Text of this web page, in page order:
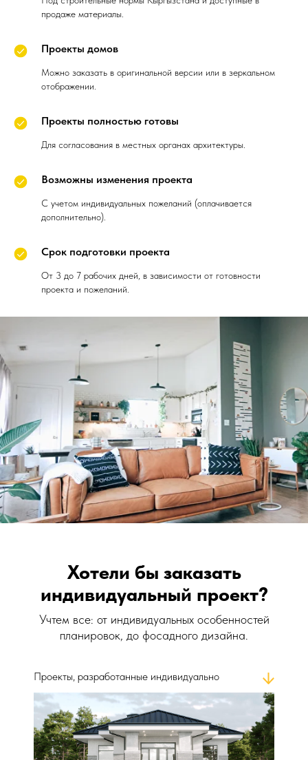
продаже материалы.
Проекты домов
Можно заказать в оригинальной версии или в зеркальном
отображении.
Проекты полностью готовы
Для согласования в местных органах архитектуры.
Возможны изменения проекта
С учетом индивидуальных пожеланий (оплачивается
дополнительно).
Срок подготовки проекта
От 3 до 7 рабочих дней, в зависимости от готовности
проекта и пожеланий.
Хотели бы заказать
индивидуальный проект?
Учтем все: от индивидуальных особенностей
планировок, до фосадного дизайна.
Проекты, разработанные индивидуально